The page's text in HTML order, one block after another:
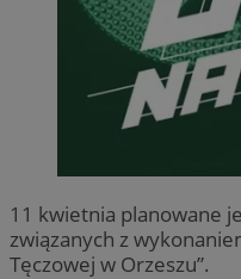
11 kwietnia planowane
związanych z
Tęczowej w Orzeszu”.